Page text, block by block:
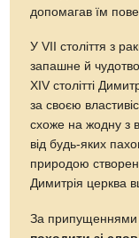
допомагав їм
У VII століття з
запашне й
XIV столітті
за своєю
схоже на жодну з
від будь-яких
природою
Димитрія церква
За припущеннями